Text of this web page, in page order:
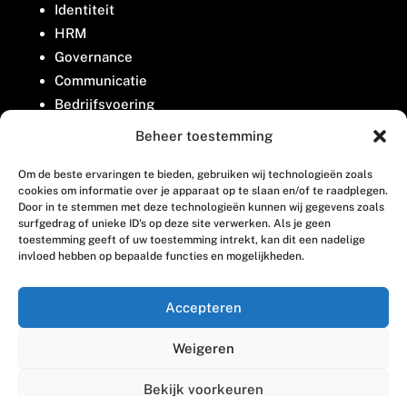
Beheer toestemming
Om de beste ervaringen te bieden, gebruiken wij technologieën zoals
cookies om informatie over je apparaat op te slaan en/of te raadplegen.
Door in te stemmen met deze technologieën kunnen wij gegevens zoals
surfgedrag of unieke ID's op deze site verwerken. Als je geen
toestemming geeft of uw toestemming intrekt, kan dit een nadelige
invloed hebben op bepaalde functies en mogelijkheden.
Accepteren
Weigeren
Bekijk voorkeuren
Identiteit
HRM
Governance
Communicatie
Bedrijfsvoering
Belangenbehartiging
Contact
Houttuinlaan 8
3447 GM Woerden